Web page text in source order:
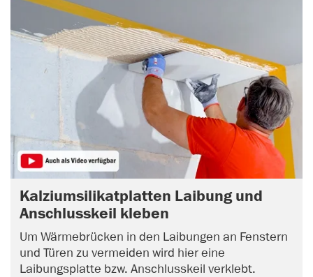
Kalziumsilikatplatten Laibung und
Anschlusskeil kleben
Um Wärmebrücken in den Laibungen an Fenstern
und Türen zu vermeiden wird hier eine
Laibungsplatte bzw. Anschlusskeil verklebt.